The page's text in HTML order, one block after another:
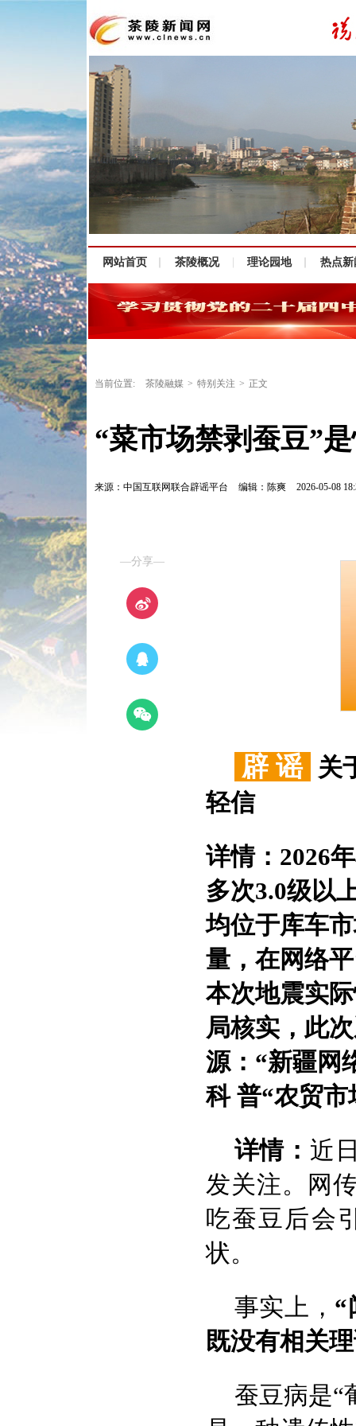
网站首页 茶陵概况 理论园地 热点新
当前位置: 茶陵融媒 > 特别关注 > 正文
“菜市场禁剥蚕豆”
来源：中国互联网联合辟谣平台 编辑：陈爽 2026-05-08
—分享—
辟 谣 关
轻信
详情： 2026
多次3.0级以
均位于库车
量，在网络
本次地震实
局核实，此
源：“新疆网
科 普“农贸市
详情： 近
发关注。网
吃蚕豆后会
状。
事实上， “
既没有相关
蚕豆病是“